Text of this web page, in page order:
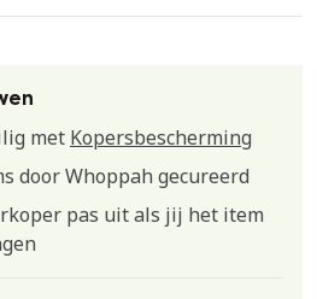
met Kopersbescherming
door Whoppah gecureerd
pas uit als jij het item